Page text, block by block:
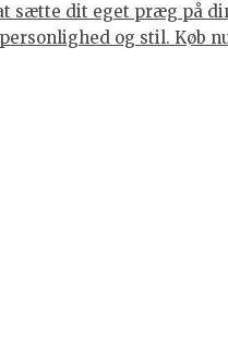
sætte dit eget præg på
og stil. Køb